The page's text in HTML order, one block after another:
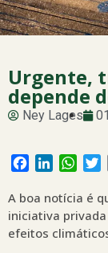
Urgente,
depende
Ney Lages
Facebook
LinkedIn
A boa notícia é
iniciativa
efeitos